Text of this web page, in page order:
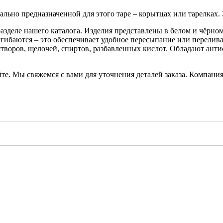
предназначенной для этого таре – корытцах или
нашего каталога. Изделия представлены в белом и
– это обеспечивает удобное пересыпание или
щелочей, спиртов, разбавленных кислот. Обладают
Мы свяжемся с вами для уточнения деталей заказа.